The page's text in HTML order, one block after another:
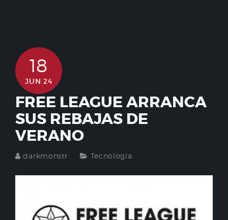
18
JUN 24
FREE LEAGUE ARRANCA
SUS REBAJAS DE
VERANO
darkmonstr Tecnología